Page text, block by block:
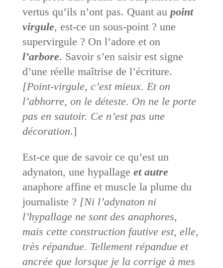
vertus qu’ils n’ont pas. Quant au point
virgule, est-ce un sous-point ? une
supervirgule ? On l’adore et on
l’arbore. Savoir s’en saisir est signe
d’une réelle maîtrise de l’écriture.
[Point-virgule, c’est mieux. Et on
l’abhorre, on le déteste. On ne le porte
pas en sautoir. Ce n’est pas une
décoration.]
Est-ce que de savoir ce qu’est un
adynaton, une hypallage et autre
anaphore affine et muscle la plume du
journaliste ? [Ni l’adynaton ni
l’hypallage ne sont des anaphores,
mais cette construction fautive est, elle,
très répandue. Tellement répandue et
ancrée que lorsque je la corrige à mes